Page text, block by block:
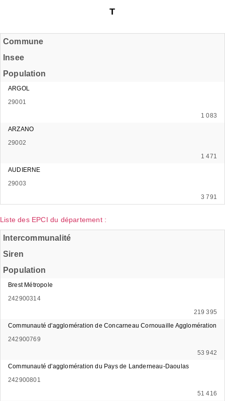
T
Commune
Insee
Population
ARGOL
29001
1 083
ARZANO
29002
1 471
AUDIERNE
29003
3 791
Liste des EPCI du département :
Intercommunalité
Siren
Population
Brest Métropole
242900314
219 395
Communauté d'agglomération de Concarneau Cornouaille Agglomération
242900769
53 942
Communauté d'agglomération du Pays de Landerneau-Daoulas
242900801
51 416